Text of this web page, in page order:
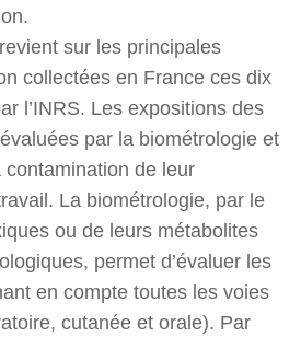
sur les principales
collectées en France ces dix
l’INRS. Les expositions des
par la biométrologie et
de leur
La biométrologie, par le
ou de leurs métabolites
permet d’évaluer les
en compte toutes les voies
cutanée et orale). Par